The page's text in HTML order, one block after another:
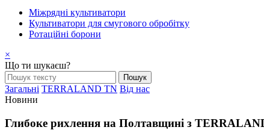
Міжрядні культиватори
Культиватори для смугового обробітку
Ротаційні борони
×
Що ти шукаєш?
Загальні TERRALAND TN Від нас
Новини
Глибоке рихлення на Полтавщині з